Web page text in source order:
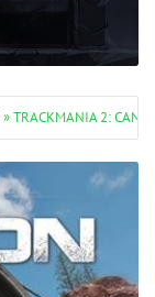
» TRACKMANIA 2: